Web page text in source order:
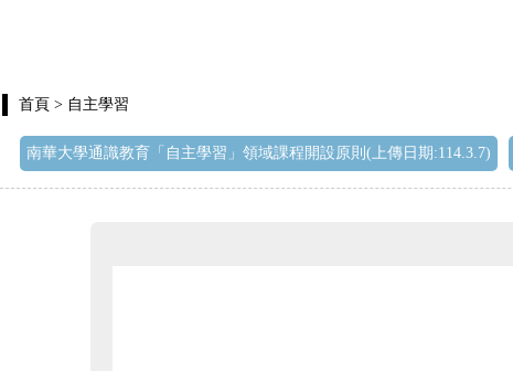
首頁 > 自主學習
南華大學通識教育「自主學習」領域課程開設原則(上傳日期:114.3.7)